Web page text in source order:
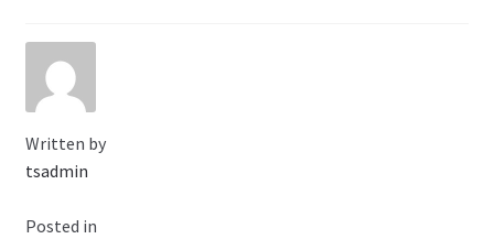
Faire la fête
Comment choisir?
Base de datos de productos
Sale
Written by
tsadmin
Posted in